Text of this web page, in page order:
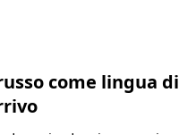
come lingua di